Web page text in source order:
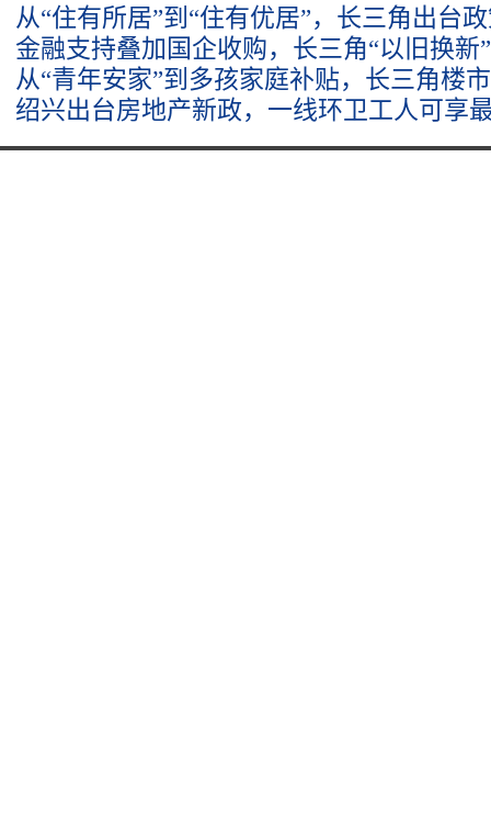
从“住有所居”到“住有优居”，长三角出台
金融支持叠加国企收购，长三角“以旧换新
从“青年安家”到多孩家庭补贴，长三角楼
绍兴出台房地产新政，一线环卫工人可享